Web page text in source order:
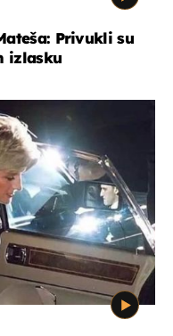
Privukli su
izlasku